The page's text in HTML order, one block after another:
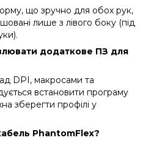
що зручно для обох рук,
лише з лівого боку (під
додаткове ПЗ для
DPI, макросами та
встановити програму
зберегти профілі у
PhantomFlex?